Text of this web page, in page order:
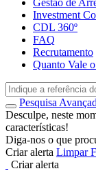
Investment
CDL 360º
FAQ
Recrutamento
Quanto Vale
Pesquisa
Desculpe, neste
características!
Diga-nos o que
Criar alerta Limpar
Criar alerta